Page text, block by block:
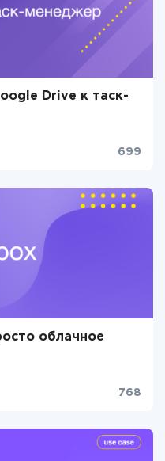
Drive к таск-
699
облачное
768